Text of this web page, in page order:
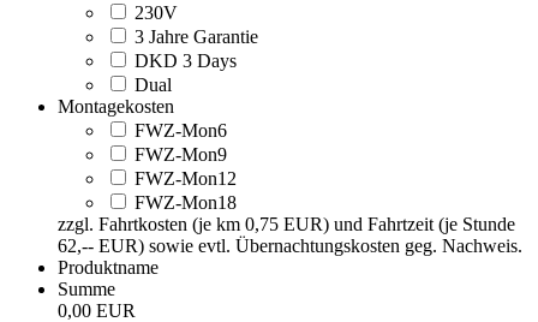
230V
3 Jahre Garantie
DKD 3 Days
Dual
Montagekosten
FWZ-Mon6
FWZ-Mon9
FWZ-Mon12
FWZ-Mon18
zzgl. Fahrtkosten (je km 0,75 EUR) und Fahrtzeit (je Stunde
62,-- EUR) sowie evtl. Übernachtungskosten geg. Nachweis.
Produktname
Summe
0,00 EUR